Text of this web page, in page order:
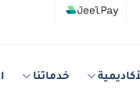
خدماتنا